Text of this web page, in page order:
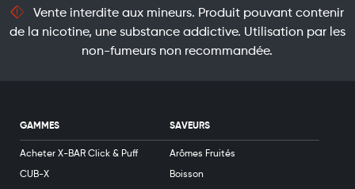
Vente interdite aux mineurs. Produit pouvant contenir
de la nicotine, une substance addictive. Utilisation par les
non-fumeurs non recommandée.
GAMMES
Acheter X-BAR Click & Puff
CUB-X
SAVEURS
Arômes Fruités
Boisson